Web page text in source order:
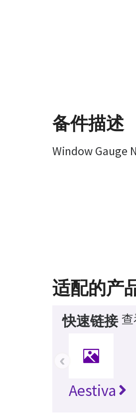
备件描述
Window Gauge
适配的产
快速链接
Aestiva
‹